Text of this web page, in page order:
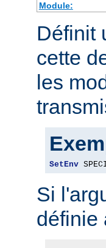
Module:
Définit
cette
les
SetEnv
Si
définie